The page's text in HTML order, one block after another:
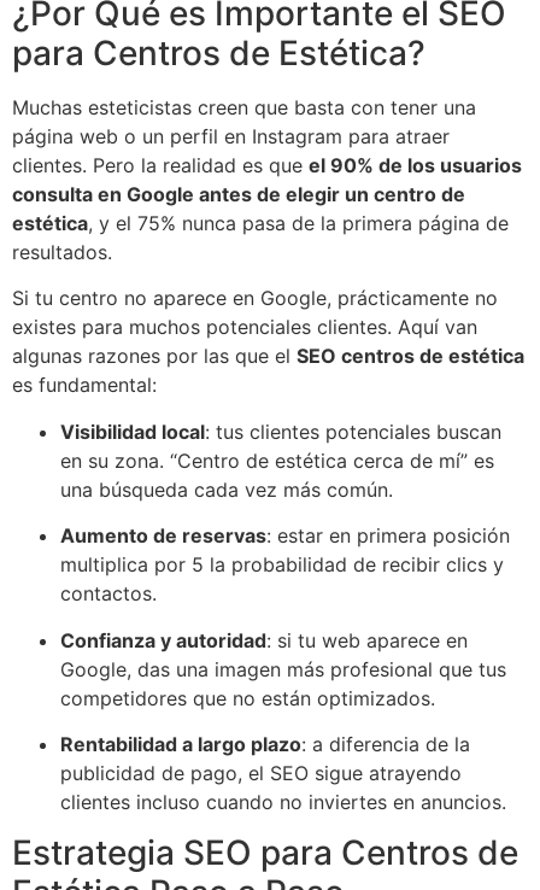
¿Por Qué es Importante el SEO
para Centros de Estética?
Muchas esteticistas creen que basta con tener una
página web o un perfil en Instagram para atraer
clientes. Pero la realidad es que el 90% de los usuarios
consulta en Google antes de elegir un centro de
estética, y el 75% nunca pasa de la primera página de
resultados.
Si tu centro no aparece en Google, prácticamente no
existes para muchos potenciales clientes. Aquí van
algunas razones por las que el SEO centros de estética
es fundamental:
Visibilidad local: tus clientes potenciales buscan
en su zona. “Centro de estética cerca de mí” es
una búsqueda cada vez más común.
Aumento de reservas: estar en primera posición
multiplica por 5 la probabilidad de recibir clics y
contactos.
Confianza y autoridad: si tu web aparece en
Google, das una imagen más profesional que tus
competidores que no están optimizados.
Rentabilidad a largo plazo: a diferencia de la
publicidad de pago, el SEO sigue atrayendo
clientes incluso cuando no inviertes en anuncios.
Estrategia SEO para Centros de